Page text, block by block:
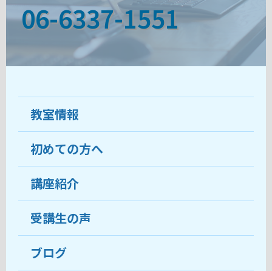
06-6337-1551
教室情報
教室について
受講生の声
おすすめ・人気の講座
目的から講座を探す
初めての方へ
ココがおすすめ
料金
受講までの流れ
講座紹介
受講生の声
ブログ